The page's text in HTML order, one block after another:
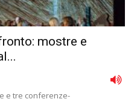
mostre e
e tre conferenze-